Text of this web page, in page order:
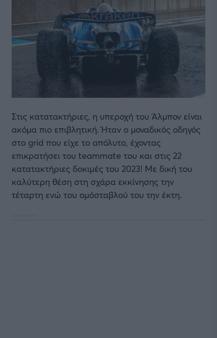
Στις κατατακτήριες, η υπεροχή του Άλμπον είναι
ακόμα πιο επιβλητική. Ήταν ο μοναδικός οδηγός
στο grid που είχε το απόλυτο, έχοντας
επικρατήσει του teammate του και στις 22
κατατακτήριες δοκιμές του 2023! Με δική του
καλύτερη θέση στη σχάρα εκκίνησης την
τέταρτη ενώ του ομόσταβλού του την έκτη.